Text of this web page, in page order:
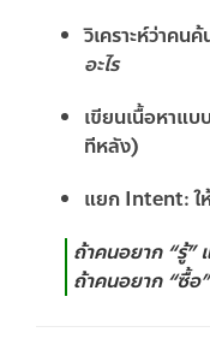
วิเคราะห์ว่าคนค้
อะไร
เขียนเนื้อหาแ
ทีหลัง)
แยก Intent: ใ
ถ้าคนอยาก “รู้
ถ้าคนอยาก “ซื้